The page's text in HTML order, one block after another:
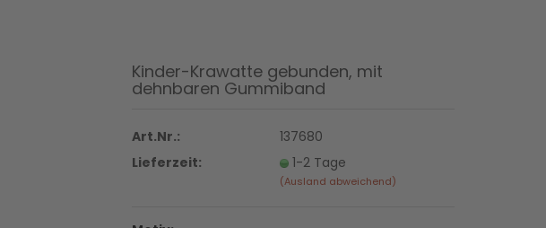
Konto erstellen
Kinder-Krawatte gebunden, mit
dehnbaren Gummiband
Art.Nr.:
137680
Lieferzeit:
1-2 Tage
(Ausland abweichend)